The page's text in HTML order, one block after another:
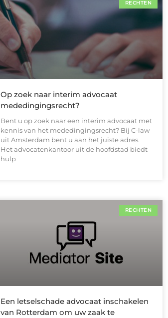
RECHTEN
Op zoek naar interim advocaat
mededingingsrecht?
Bent u op zoek naar een interim advocaat met
kennis van het mededingingsrecht? Bij C-law
uit Amsterdam bent u aan het juiste adres.
Het advocatenkantoor uit de hoofdstad biedt
hulp
RECHTEN
Een letselschade advocaat inschakelen
van Rotterdam om uw zaak te